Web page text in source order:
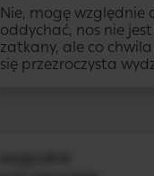
Nie, mogę względnie
oddychać, nos nie
zatkany, ale co
się przezroczysta